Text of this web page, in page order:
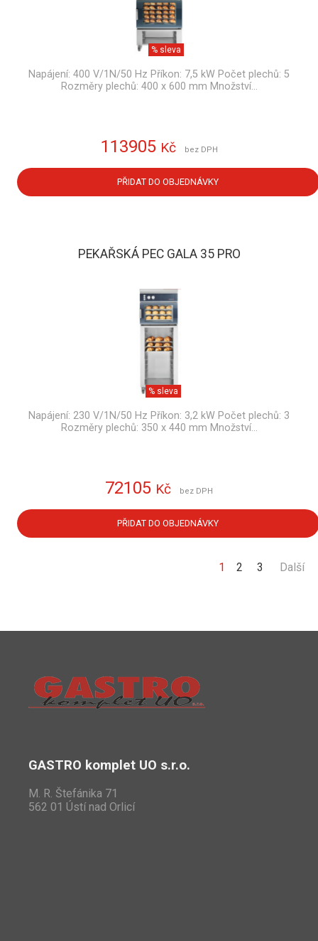
% sleva
Napájení: 400 V/1N/50 Hz Příkon: 7,5 kW Počet plechů: 5
Rozměry plechů: 400 x 600 mm Množství…
113905 Kč bez DPH
PŘIDAT DO OBJEDNÁVKY
PEKAŘSKÁ PEC GALA 35 PRO
% sleva
Napájení: 230 V/1N/50 Hz Příkon: 3,2 kW Počet plechů: 3
Rozměry plechů: 350 x 440 mm Množství…
72105 Kč bez DPH
PŘIDAT DO OBJEDNÁVKY
1 2 3 Další
GASTRO komplet UO s.r.o.
M. R. Štefánika 71
562 01 Ústí nad Orlicí